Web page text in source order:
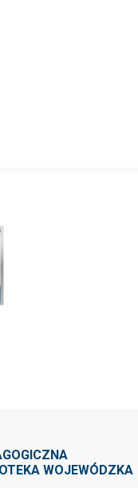
WOJEWÓDZKA